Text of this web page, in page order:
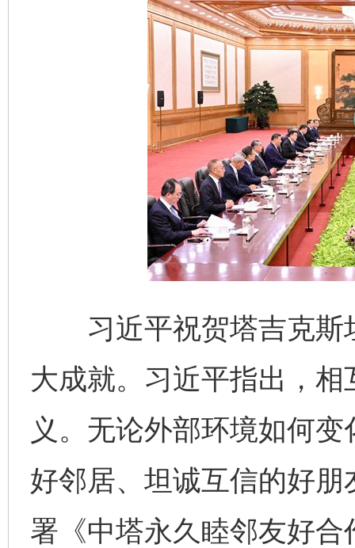
习近平祝贺塔吉克斯
大成就。习近平指出，
义。无论外部环境如何
好邻居、坦诚互信的好
署《中塔永久睦邻友好